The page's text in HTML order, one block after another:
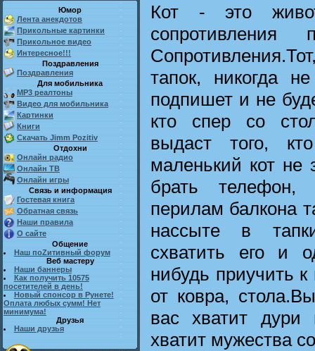
Юмор
Лента анекдотов
Прикольные картинки
Прикольное видео
Интересное!!!
Поздравления
Поздравления
Для мобильника
MP3 реалтоны
Видео для мобильника
Картинки
Книги
Скачать Jimm Pozitiv
Отдохни
Онлайн радио
Онлайн ТВ
Онлайн игры
Связь и информация
Гостевая книга
Обратная связь
Наши правила
О сайте
Общение
Наш поZитивный форум
Веб мастеру
Наши баннеры
Как получить 10575
посетителей в день!
Новый спонсор в Рунете!
Оплата любых сумм! Нет
минимума!
Друзья
Наши друзья
Кот - это
сопротивления
тапок, никогда
подпишет и не
кто спер со
выдаст того,
маленький кот не
брать
перилам балкона
нассыте в
схватить его и
нибудь приучить к
от ковра,
вас хватит
хватит мужества